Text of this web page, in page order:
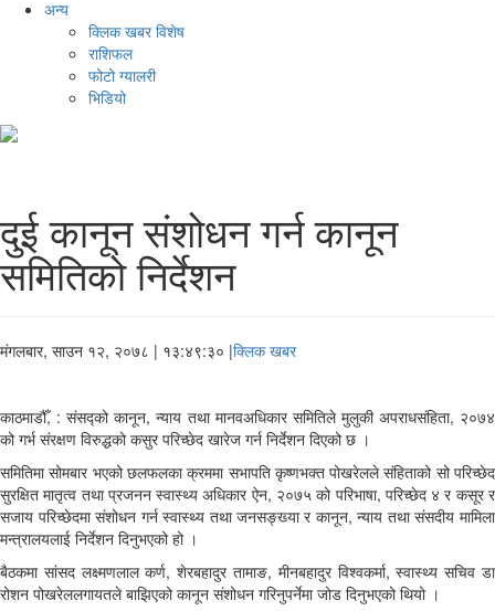
अन्य
क्लिक खबर विशेष
राशिफल
फोटो ग्यालरी
भिडियो
दुई कानून संशोधन गर्न कानून
समितिको निर्देशन
मंगलबार, साउन १२, २०७८ | १३:४९:३० |क्लिक खबर
काठमाडौँ, : संसद्को कानून, न्याय तथा मानवअधिकार समितिले मुलुकी अपराधसंहिता, २०७४
को गर्भ संरक्षण विरुद्धको कसुर परिच्छेद खारेज गर्न निर्देशन दिएको छ ।
समितिमा सोमबार भएको छलफलका क्रममा सभापति कृष्णभक्त पोखरेलले संहिताको सो परिच्छेद
सुरक्षित मातृत्व तथा प्रजनन स्वास्थ्य अधिकार ऐन, २०७५ को परिभाषा, परिच्छेद ४ र कसूर र
सजाय परिच्छेदमा संशोधन गर्न स्वास्थ्य तथा जनसङ्ख्या र कानून, न्याय तथा संसदीय मामिला
मन्त्रालयलाई निर्देशन दिनुभएको हो ।
बैठकमा सांसद लक्ष्मणलाल कर्ण, शेरबहादुर तामाङ, मीनबहादुर विश्वकर्मा, स्वास्थ्य सचिव डा
रोशन पोखरेललगायतले बाझिएको कानून संशोधन गरिनुपर्नेमा जोड दिनुभएको थियो ।